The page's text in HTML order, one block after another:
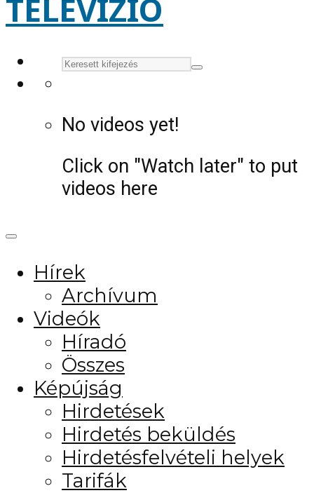
No videos yet!
Click on "Watch later" to put
videos here
Hírek
Archívum
Videók
Híradó
Összes
Képújság
Hirdetések
Hirdetés beküldés
Hirdetésfelvételi helyek
Tarifák